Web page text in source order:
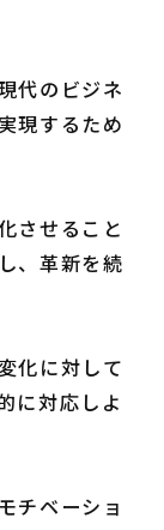
代のビジネ
現するため
させること
、革新を続
化に対して
に対応しよ
チベーショ